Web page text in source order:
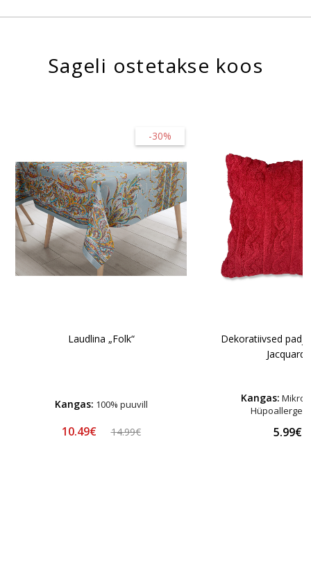
Sageli ostetakse koos
-30%
Laudlina „Folk“
Kangas: 100% puuvill
10.49€ 14.99€
Dekoratiivsed
Jacquard"
Kangas:
5.99€